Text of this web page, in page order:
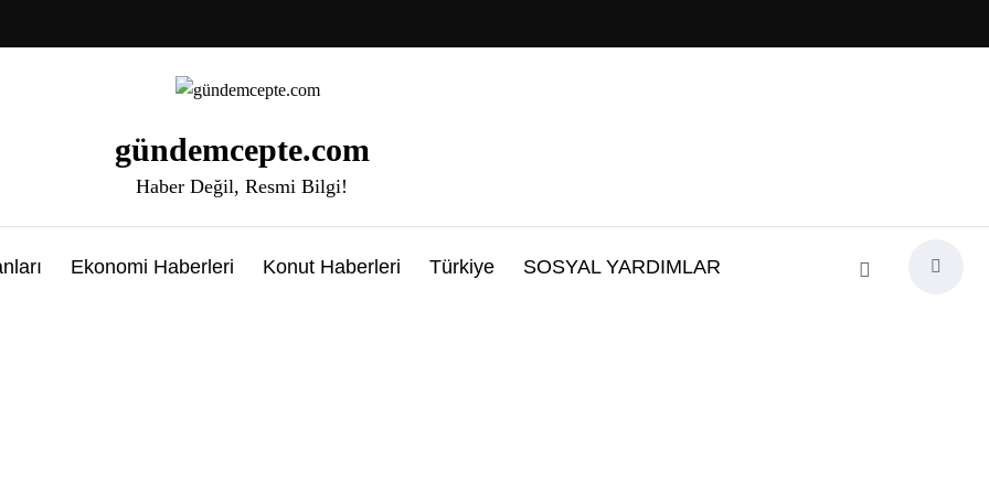
gündemcepte.com
Haber Değil, Resmi Bilgi!
Ekonomi Haberleri Konut Haberleri Türkiye SOSYAL YARDIMLAR